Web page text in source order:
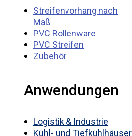
Streifenvorhang nach
Maß
PVC Rollenware
PVC Streifen
Zubehör
Anwendungen
Logistik & Industrie
Kühl- und Tiefkühlhäuser